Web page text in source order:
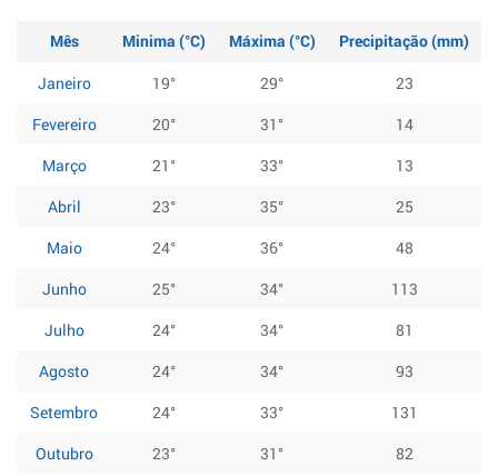
Mês Minima (°C) Máxima (°C)
Precipitação (mm)
Janeiro
19° 29°
23
Fevereiro
20° 31°
14
Março
21° 33°
13
Abril
23° 35°
25
Maio
24° 36°
48
Junho
25° 34°
113
Julho
24° 34°
81
Agosto
24° 34°
93
Setembro
24° 33°
131
Outubro
23° 31°
82